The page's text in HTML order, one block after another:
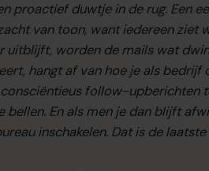
proactief duwtje in de rug. Een
van toon, want iedereen ziet
worden de mails wat
hangt af van hoe je als
follow-upberichten
bellen. En als men je dan blijft
inschakelen. Dat is de laatste